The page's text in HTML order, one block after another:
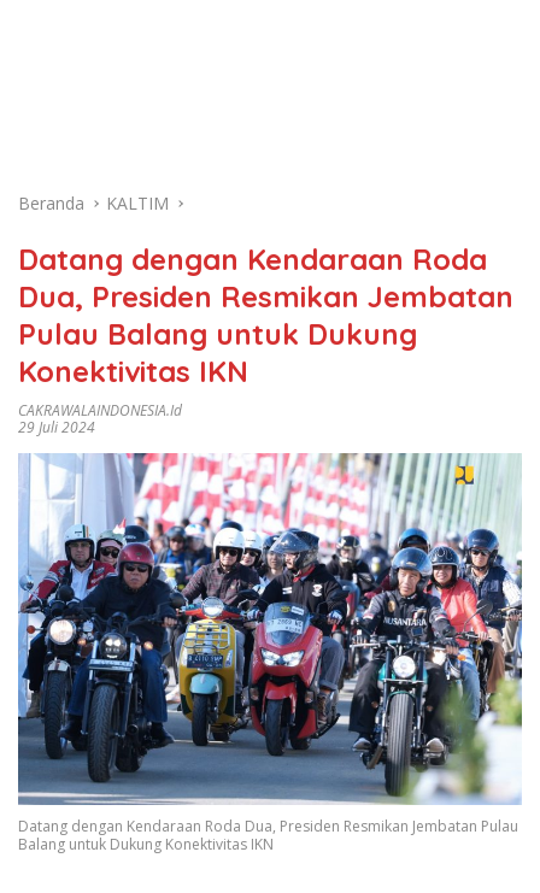
Beranda KALTIM
Datang dengan Kendaraan Roda
Dua, Presiden Resmikan Jembatan
Pulau Balang untuk Dukung
Konektivitas IKN
CAKRAWALAINDONESIA.id
29 Juli 2024
Datang dengan Kendaraan Roda Dua, Presiden Resmikan Jembatan Pulau
Balang untuk Dukung Konektivitas IKN